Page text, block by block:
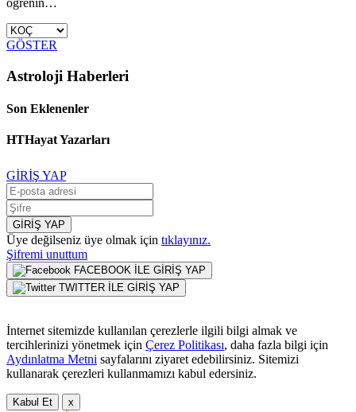
GÖSTER
Astroloji Haberleri
Son Eklenenler
HTHayat Yazarları
GİRİŞ YAP
GİRİŞ YAP
Üye değilseniz üye olmak için tıklayınız.
Şifremi unuttum
FACEBOOK İLE GİRİŞ YAP
TWITTER İLE GİRİŞ YAP
İnternet sitemizde kullanılan çerezlerle ilgili bilgi almak ve
tercihlerinizi yönetmek için Çerez Politikası, daha fazla bilgi için
Aydınlatma Metni sayfalarını ziyaret edebilirsiniz. Sitemizi
kullanarak çerezleri kullanmamızı kabul edersiniz.
Kabul Et x